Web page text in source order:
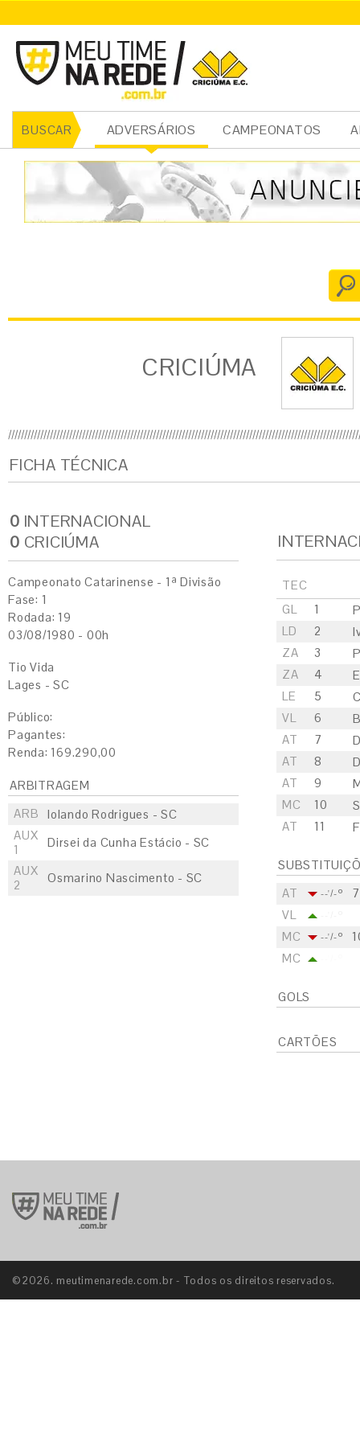
BUSCAR ADVERSÁRIOS CAMPEONATOS
CRICIÚMA
CRICIÚMA
FICHA TÉCNICA
0 INTERNACIONAL
0 CRICIÚMA
Campeonato Catarinense - 1ª Divisão
Fase: 1
Rodada: 19
03/08/1980 - 00h
Tio Vida
Lages - SC
Público:
Pagantes:
Renda: 169.290,00
ARBITRAGEM
ARB
Iolando Rodrigues - SC
AUX
1
Dirsei da Cunha Estácio - SC
AUX
2
Osmarino Nascimento - SC
TEC
GL
1
LD
2
ZA
3
ZA
4
LE
5
VL
6
AT
7
AT
8
AT
9
MC
10
AT
11
AT
--'/-º
7
VL
MC --'/-º
MC
GOLS
CARTÕES
©2026. meutimenarede.com.br - Todos os direitos reservados.